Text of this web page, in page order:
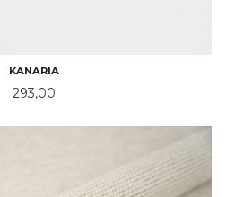
KANARIA
Pris
293,00